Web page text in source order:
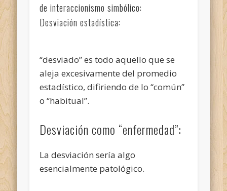
de interaccionismo simbólico:
Desviación estadística:
“desviado” es todo aquello que se
aleja excesivamente del promedio
estadístico, difiriendo de lo “común”
o “habitual”.
Desviación como “enfermedad”:
La desviación sería algo
esencialmente patológico.